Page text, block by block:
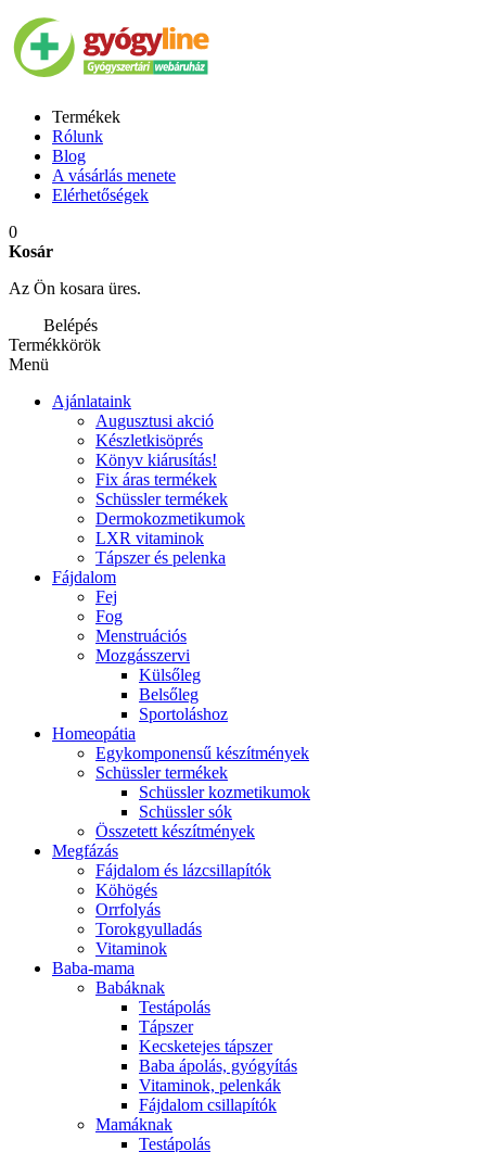
Termékek
Rólunk
Blog
A vásárlás menete
Elérhetőségek
0
Kosár
Az Ön kosara üres.
Belépés
Termékkörök
Menü
Ajánlataink
Augusztusi akció
Készletkisöprés
Könyv kiárusítás!
Fix áras termékek
Schüssler termékek
Dermokozmetikumok
LXR vitaminok
Tápszer és pelenka
Fájdalom
Fej
Fog
Menstruációs
Mozgásszervi
Külsőleg
Belsőleg
Sportoláshoz
Homeopátia
Egykomponensű készítmények
Schüssler termékek
Schüssler kozmetikumok
Schüssler sók
Összetett készítmények
Megfázás
Fájdalom és lázcsillapítók
Köhögés
Orrfolyás
Torokgyulladás
Vitaminok
Baba-mama
Babáknak
Testápolás
Tápszer
Kecsketejes tápszer
Baba ápolás, gyógyítás
Vitaminok, pelenkák
Fájdalom csillapítók
Mamáknak
Testápolás